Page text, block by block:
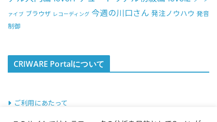
ァイブ ブラウザ レコーディング 今週の川口さん 発注ノウハウ 発音
制御
CRIWARE Portalについて
ご利用にあたって